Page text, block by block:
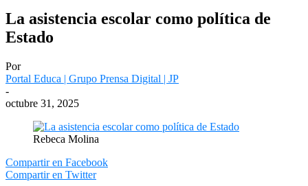
La asistencia escolar como política de
Estado
Por
Portal Educa | Grupo Prensa Digital | JP
-
octubre 31, 2025
Rebeca Molina
Compartir en Facebook
Compartir en Twitter